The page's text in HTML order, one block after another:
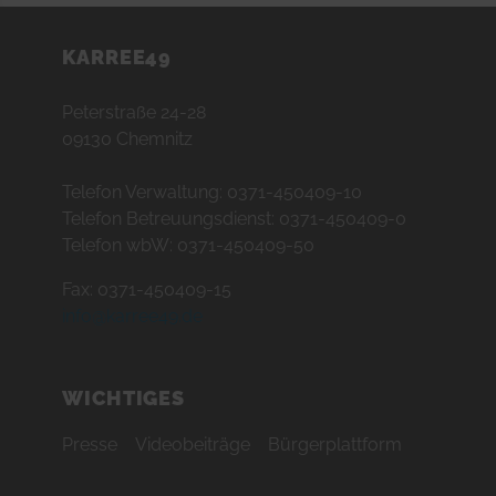
KARREE49
Peterstraße 24-28
09130 Chemnitz
Telefon Verwaltung: 0371-450409-10
Telefon Betreuungsdienst: 0371-450409-0
Telefon wbW: 0371-450409-50
Fax: 0371-450409-15
WICHTIGES
Presse Videobeiträge Bürgerplattform